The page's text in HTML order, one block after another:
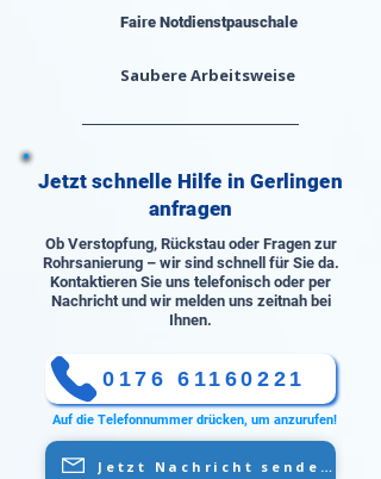
Faire Notdienstpauschale
Saubere Arbeitsweise
Jetzt schnelle Hilfe in Gerlingen
anfragen
Ob Verstopfung, Rückstau oder Fragen zur
Rohrsanierung – wir sind schnell für Sie da.
Kontaktieren Sie uns telefonisch oder per
Nachricht und wir melden uns zeitnah bei
Ihnen.
0176 61160221
Auf die Telefonnummer drücken, um anzurufen!
Jetzt Nachricht senden